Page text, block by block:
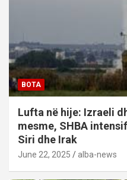
BOTA
Lufta në hije: Izraeli
mesme, SHBA
Siri dhe Irak
June 22, 2025 alba-news